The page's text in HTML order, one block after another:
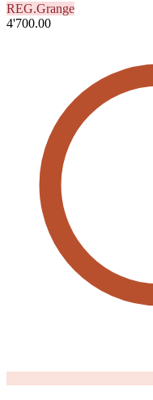
REG.Grange
4'700.00